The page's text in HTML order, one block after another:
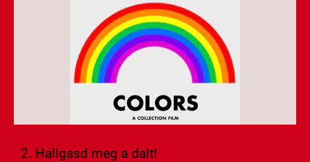
2. Hallgasd meg a dalt!